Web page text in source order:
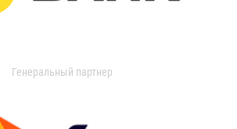
Генеральный партнер